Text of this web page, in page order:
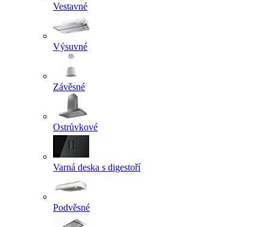
Vestavné
Výsuvné
Závěsné
Ostrůvkové
Varná deska s digestoří
Podvěsné